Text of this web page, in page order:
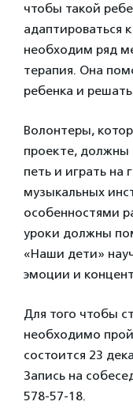
чтобы такой
адаптироваться
необходим ряд
терапия. Она
ребенка и
Волонтеры,
проекте, должны
петь и играть на
музыкальных
особенностями
уроки должны
«Наши дети»
эмоции и
Для того чтобы
необходимо
состоится 23
Запись на
578-57-18.